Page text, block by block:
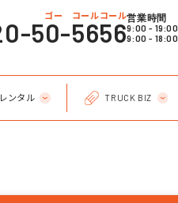
ゴー コールコール
50-5656営業時間
9:00 -
9:00 -
ンタル TRUCK BIZ